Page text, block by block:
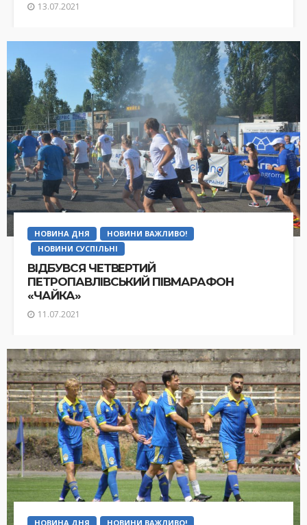
13.07.2021
НОВИНА ДНЯ
НОВИНИ ВАЖЛИВО!
НОВИНИ СУСПІЛЬНІ
ВІДБУВСЯ ЧЕТВЕРТИЙ
ПЕТРОПАВЛІВСЬКИЙ ПІВМАРАФОН
«ЧАЙКА»
11.07.2021
НОВИНА ДНЯ НОВИНИ ВАЖЛИВО!